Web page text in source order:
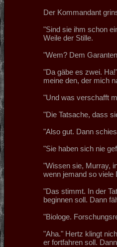
Der Kommandant
"Sind sie ihm schon
Weile der Stille.
"Wem? Dem
"Da gäbe es zwei.
meine den, der mich
"Und was verschafft
"Die Tatsache, dass
"Also gut. Dann
"Sie haben sich nie
"Wissen sie, Murray,
wenn jemand so viele
"Das stimmt. In der
beginnen soll. Dann
"Biologe.
"Aha." Hertz klingt
er fortfahren soll.